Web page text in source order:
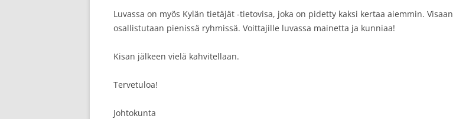
Luvassa on myös Kylän tietäjät -tietovisa, joka on pidetty kaksi kertaa aiemmin. Visaan
osallistutaan pienissä ryhmissä. Voittajille luvassa mainetta ja kunniaa!
Kisan jälkeen vielä kahvitellaan.
Tervetuloa!
Johtokunta